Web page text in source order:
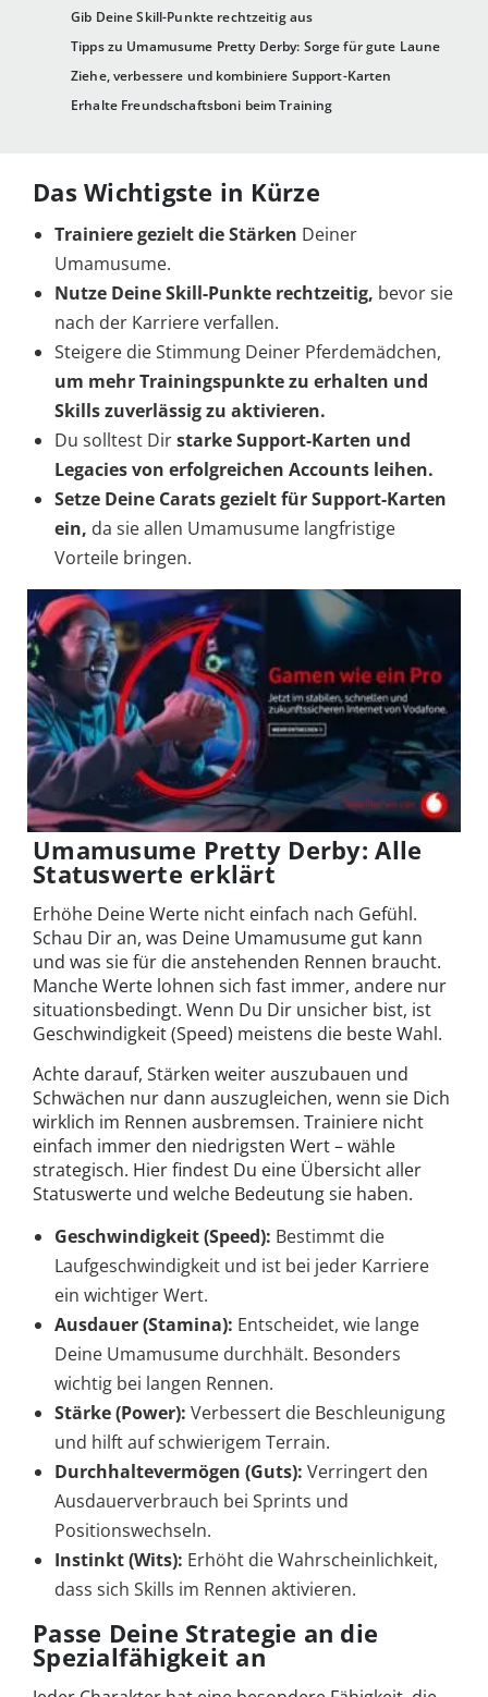
Gib Deine Skill-Punkte rechtzeitig aus
Tipps zu Umamusume Pretty Derby: Sorge für gute Laune
Ziehe, verbessere und kombiniere Support-Karten
Erhalte Freundschaftsboni beim Training
Das Wichtigste in Kürze
Trainiere gezielt die Stärken Deiner
Umamusume.
Nutze Deine Skill-Punkte rechtzeitig, bevor sie
nach der Karriere verfallen.
Steigere die Stimmung Deiner Pferdemädchen,
um mehr Trainingspunkte zu erhalten und
Skills zuverlässig zu aktivieren.
Du solltest Dirstarke Support-Karten und
Legaciesvon erfolgreichen Accounts leihen.
Setze Deine Carats gezielt für Support-Karten
ein, da sie allen Umamusume langfristige
Vorteile bringen.
Umamusume Pretty Derby: Alle
Statuswerte erklärt
Erhöhe Deine Werte nicht einfach nach Gefühl.
Schau Dir an, was Deine Umamusume gut kann
und was sie für die anstehenden Rennen braucht.
Manche Werte lohnen sich fast immer, andere nur
situationsbedingt. Wenn Du Dir unsicher bist, ist
Geschwindigkeit (Speed) meistens die beste Wahl.
Achte darauf, Stärken weiter auszubauen und
Schwächen nur dann auszugleichen, wenn sie Dich
wirklich im Rennen ausbremsen. Trainiere nicht
einfach immer den niedrigsten Wert – wähle
strategisch. Hier findest Du eine Übersicht aller
Statuswerte und welche Bedeutung sie haben.
Geschwindigkeit (Speed): Bestimmt die
Laufgeschwindigkeit und ist bei jeder Karriere
ein wichtiger Wert.
Ausdauer (Stamina): Entscheidet, wie lange
Deine Umamusume durchhält. Besonders
wichtig bei langen Rennen.
Stärke (Power): Verbessert die Beschleunigung
und hilft auf schwierigem Terrain.
Durchhaltevermögen (Guts): Verringert den
Ausdauerverbrauch bei Sprints und
Positionswechseln.
Instinkt (Wits): Erhöht die Wahrscheinlichkeit,
dass sich Skills im Rennen aktivieren.
Passe Deine Strategie an die
Spezialfähigkeit an